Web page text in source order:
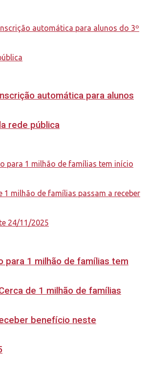
automática para alunos
rede pública
para 1 milhão de famílias tem
de 1 milhão de famílias
benefício neste